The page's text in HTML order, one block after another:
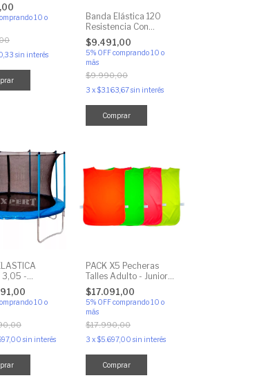
10 o
sin interés
Banda Elástica 120
Resistencia Con
Agarre Ejercicio Gym
$9.491,00
5% OFFcomprando 10 o
más
$9.990,00
3 x$3.163,67sin interés
Comprar
3,05 -
Incluye
y Red
10 o
sin interés
PACK X5 Pecheras
Talles Adulto - Junior
Para Entrenamiento
Chaleco
$17.091,00
5% OFFcomprando 10 o
más
$17.990,00
3 x$5.697,00 sin interés
Comprar